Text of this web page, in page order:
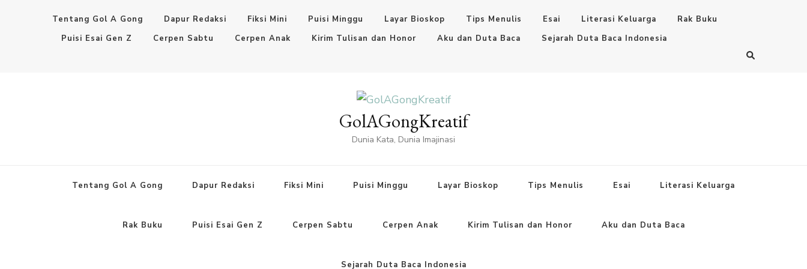
Tentang Gol A Gong Dapur Redaksi Fiksi Mini Puisi Minggu Layar Bioskop Tips Menulis Esai Literasi Keluarga
Rak Buku
Puisi Esai Gen Z
Cerpen Sabtu Cerpen Anak Kirim Tulisan dan Honor Aku dan Duta Baca Sejarah Duta Baca Indonesia
GolAGongKreatif
Dunia Kata, Dunia Imajinasi
Tentang Gol A Gong Dapur Redaksi Fiksi Mini Puisi Minggu Layar Bioskop Tips Menulis Esai Literasi Keluarga
Rak Buku Puisi Esai Gen Z Cerpen Sabtu Cerpen Anak Kirim Tulisan dan Honor Aku dan Duta Baca
Sejarah Duta Baca Indonesia